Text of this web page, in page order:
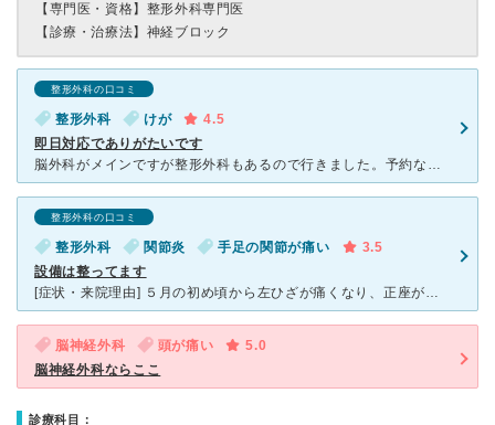
【専門医・資格】 整形外科専門医
【診療・治療法】 神経ブロック
整形外科の口コミ
整形外科 けが
4.5
即日対応でありがたいです
脳外科がメインですが整形外科もあるので行きました。予約なしで病院に行きました。先生は丁寧です。当日レントゲン対応、翌日ＭＲＩ検査対応をしてもらいました。検査結果も即日説明いただきました。次回通院が予約
整形外科の口コミ
整形外科 関節炎 手足の関節が痛い
3.5
設備は整ってます
[症状・来院理由] ５月の初め頃から左ひざが痛くなり、正座ができなくなっていました。少し様子を見ていましたが、 いっこうによくならず、２週間くらいしたら膝が腫れて（むくんで）いたので、近所で整形外
脳神経外科 頭が痛い
5.0
脳神経外科ならここ
診療科目：